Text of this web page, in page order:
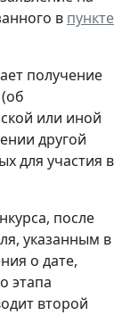
в пункте
получение
или иной
другой
для участия в
после
указанным в
о дате,
этапа
второй